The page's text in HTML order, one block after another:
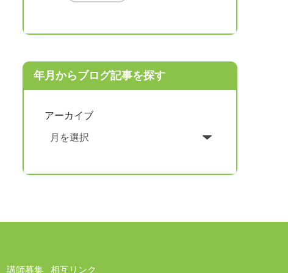
年月からブログ記事を探す
アーカイブ
講師募集 相互リンク